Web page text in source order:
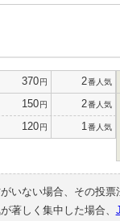
370円 2番人気
150円 2番人気
120円 1 番人気
いない場合、その投
著しく集中した場合、